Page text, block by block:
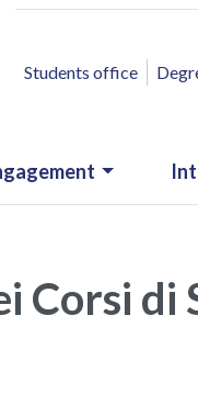
ACCESSO
Students office
Corsi